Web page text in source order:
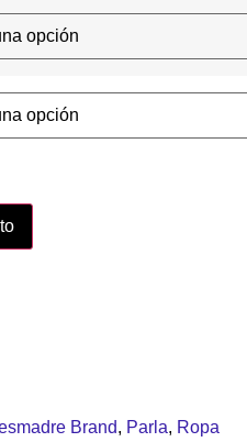
Brand, Parla, Ropa